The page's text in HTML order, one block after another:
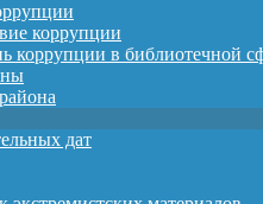
коррупции
коррупции в библиотечной
дат